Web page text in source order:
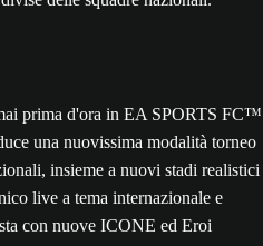
prima d'ora in EA SPORTS FC™
una nuovissima modalità torneo
insieme a nuovi stadi realistici
live a tema internazionale e
con nuove ICONE ed Eroi